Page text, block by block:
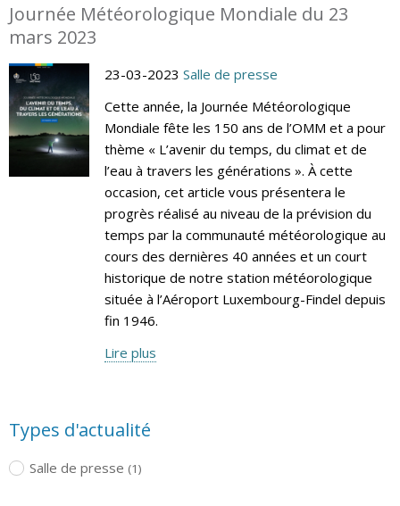
Journée Météorologique Mondiale du 23
mars 2023
23-03-2023 Salle de presse
Cette année, la Journée Météorologique
Mondiale fête les 150 ans de l’OMM et a pour
thème « L’avenir du temps, du climat et de
l’eau à travers les générations ». À cette
occasion, cet article vous présentera le
progrès réalisé au niveau de la prévision du
temps par la communauté météorologique au
cours des dernières 40 années et un court
historique de notre station météorologique
située à l’Aéroport Luxembourg-Findel depuis
fin 1946.
Lire plus
Types d'actualité
Salle de presse (1)